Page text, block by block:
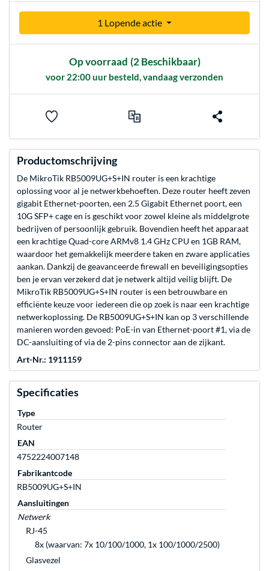
1 Lopende actie
Op voorraad (2 Beschikbaar)
voor 22:00 uur besteld, vandaag verzonden
Productomschrijving
De MikroTik RB5009UG+S+IN router is een krachtige
oplossing voor al je netwerkbehoeften. Deze router heeft zeven
gigabit Ethernet-poorten, een 2.5 Gigabit Ethernet poort, een
10G SFP+ cage en is geschikt voor zowel kleine als middelgrote
bedrijven of persoonlijk gebruik. Bovendien heeft het apparaat
een krachtige Quad-core ARMv8 1.4 GHz CPU en 1GB RAM,
waardoor het gemakkelijk meerdere taken en zware applicaties
aankan. Dankzij de geavanceerde firewall en beveiligingsopties
ben je ervan verzekerd dat je netwerk altijd veilig blijft. De
MikroTik RB5009UG+S+IN router is een betrouwbare en
efficiënte keuze voor iedereen die op zoek is naar een krachtige
netwerkoplossing. De RB5009UG+S+IN kan op 3 verschillende
manieren worden gevoed: PoE-in van Ethernet-poort #1, via de
DC-aansluiting of via de 2-pins connector aan de zijkant.
Art-Nr.: 1911159
Specificaties
Type
Router
EAN
4752224007148
Fabrikantcode
RB5009UG+S+IN
Aansluitingen
Netwerk
RJ-45
8x (waarvan: 7x 10/100/1000, 1x 100/1000/2500)
Glasvezel